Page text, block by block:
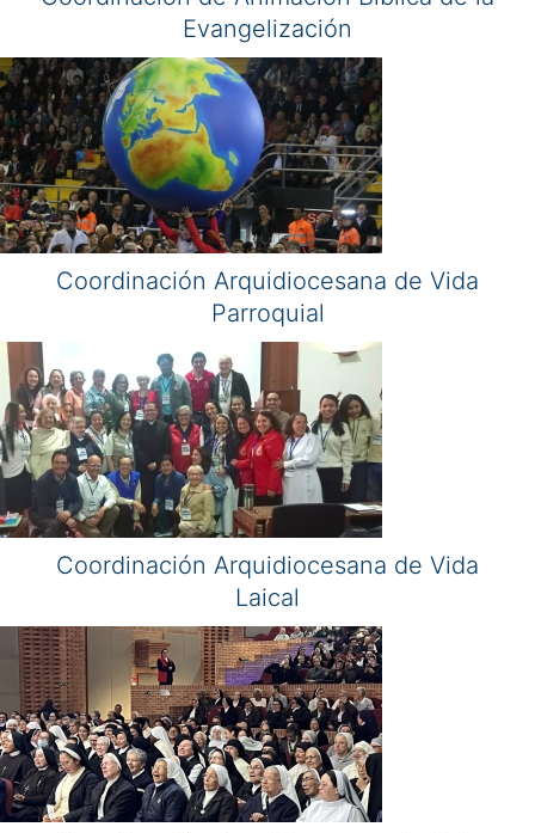
Evangelización
Coordinación Arquidiocesana de Vida
Parroquial
Coordinación Arquidiocesana de Vida
Laical